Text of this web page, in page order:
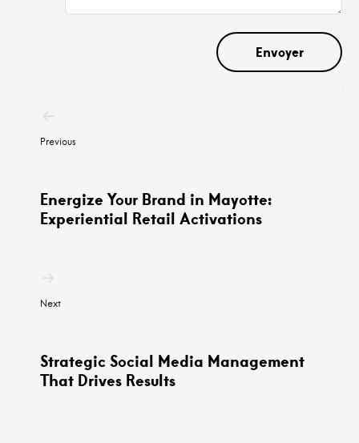
postale
Previous
Energize Your Brand in Mayotte:
Experiential Retail Activations
Next
Strategic Social Media Management
That Drives Results